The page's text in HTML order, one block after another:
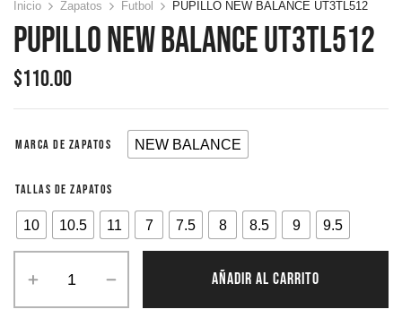
Inicio Zapatos Futbol PUPILLO NEW BALANCE UT3TL512
PUPILLO NEW BALANCE UT3TL512
$110.00
MARCA DE ZAPATOS NEW BALANCE
TALLAS DE ZAPATOS
10 10.5 11 7 7.5 8 8.5 9 9.5
AÑADIR AL CARRITO